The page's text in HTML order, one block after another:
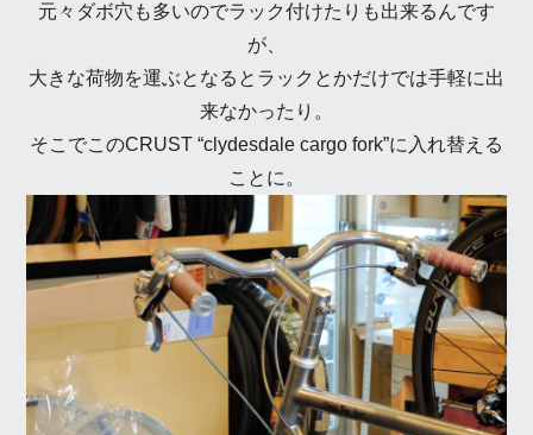
元々ダボ穴も多いのでラック付けたりも出来るんです
が、
大きな荷物を運ぶとなるとラックとかだけでは手軽に出
来なかったり。
そこでこのCRUST “clydesdale cargo fork”に入れ替える
ことに。